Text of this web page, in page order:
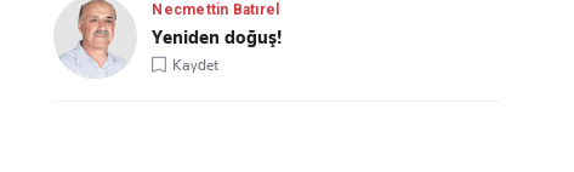
Necmettin Batırel
Yeniden doğuş!
Kaydet